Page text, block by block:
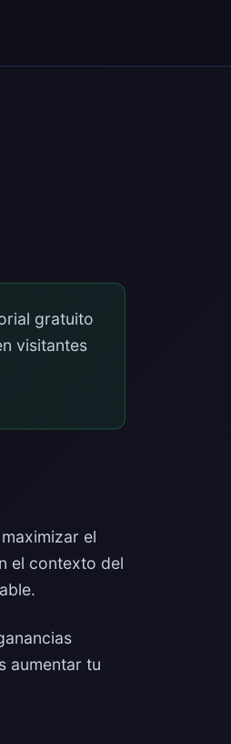
gratuito
visitantes
el
el contexto del
aumentar tu